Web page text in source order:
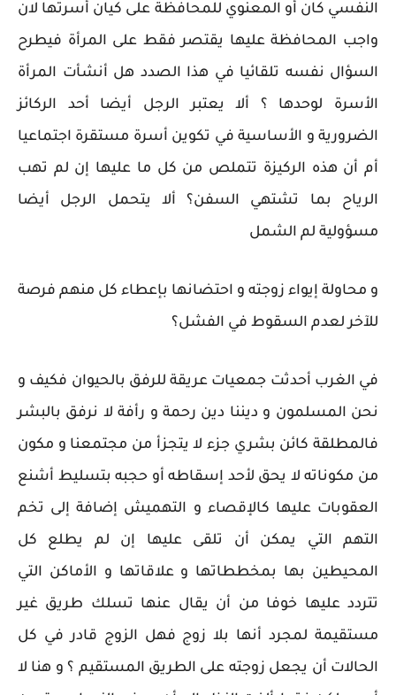
النفسي كان أو المعنوي للمحافظة على كيان أسرتها لان
واجب المحافظة عليها يقتصر فقط على المرأة فيطرح
السؤال نفسه تلقائيا في هذا الصدد هل أنشأت المرأة
الأسرة لوحدها ؟ ألا يعتبر الرجل أيضا أحد الركائز
الضرورية و الأساسية في تكوين أسرة مستقرة اجتماعيا
أم أن هذه الركيزة تتملص من كل ما عليها إن لم تهب
الرياح بما تشتهي السفن؟ ألا يتحمل الرجل أيضا
مسؤولية لم الشمل
و محاولة إيواء زوجته و احتضانها بإعطاء كل منهم فرصة
للآخر لعدم السقوط في الفشل؟
في الغرب أحدثت جمعيات عريقة للرفق بالحيوان فكيف و
نحن المسلمون و ديننا دين رحمة و رأفة لا نرفق بالبشر
فالمطلقة كائن بشري جزء لا يتجزأ من مجتمعنا و مكون
من مكوناته لا يحق لأحد إسقاطه أو حجبه بتسليط أشنع
العقوبات عليها كالإقصاء و التهميش إضافة إلى تخم
التهم التي يمكن أن تلقى عليها إن لم يطلع كل
المحيطين بها بمخططاتها و علاقاتها و الأماكن التي
تتردد عليها خوفا من أن يقال عنها تسلك طريق غير
مستقيمة لمجرد أنها بلا زوج فهل الزوج قادر في كل
الحالات أن يجعل زوجته على الطريق المستقيم ؟ و هنا لا